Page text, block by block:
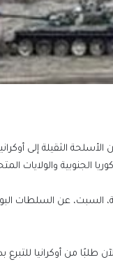
الثقيلة إلى
الجنوبية والولايات
من أوكرانيا للتبرع